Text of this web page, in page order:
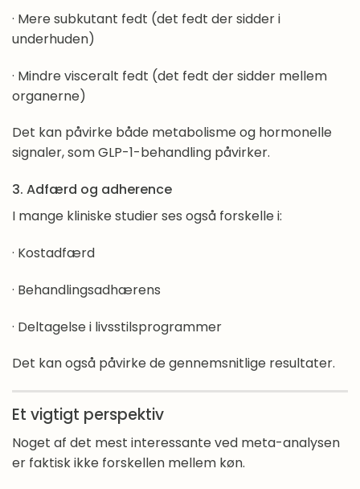
Hjælp, jeg har taget på – hvad gør jeg?
Min motivation er pludselig væk – hvad gør jeg?
Hvor længe kan jeg tage vægttabsmedicin?
Højtider, buffeter, restaurantbesøg, ferier m.m.,
mens du er på vægttabsmedicin
Hvordan får jeg motion og aktivitet ind i mit liv?
vægttabsmedicin?
Slut med vægttabsmedicin – hvad så nu?
Find din egen vej
Vægtvedligeholdelse med medicin
Øvelse: Lær din sult at kende
Højtider, buffeter, restaurantbesøg, ferier m.m.,
efter du er stoppet på vægttabsmedicin
· Mere subkutant fedt (det fedt der sidder i
underhuden)
· Mindre visceralt fedt (det fedt der sidder mellem
organerne)
Det kan påvirke både metabolisme og hormonelle
signaler, som GLP-1-behandling påvirker.
3. Adfærd og adherence
I mange kliniske studier ses også forskelle i:
· Kostadfærd
· Behandlingsadhærens
· Deltagelse i livsstilsprogrammer
Det kan også påvirke de gennemsnitlige resultater.
Et vigtigt perspektiv
Noget af det mest interessante ved meta-analysen
er faktisk ikke forskellen mellem køn.